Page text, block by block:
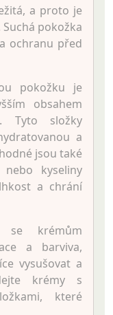
a proto je
pokožka
ochranu před
pokožku je
obsahem
Tyto složky
a
jsou také
kyseliny
a chrání
se krémům
a barviva,
vysušovat a
krémy s
které